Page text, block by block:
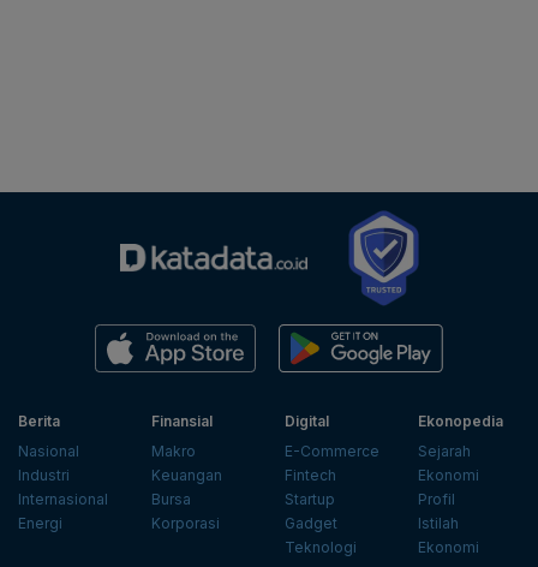
Berita
Nasional
Industri
Internasional
Energi
Finansial
Makro
Keuangan
Bursa
Korporasi
Digital
E-Commerce
Fintech
Startup
Gadget
Teknologi
Ekonopedia
Sejarah
Ekonomi
Profil
Istilah
Ekonomi